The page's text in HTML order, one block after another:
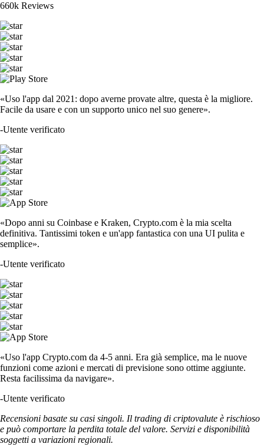
660k Reviews
«Uso l'app dal 2021: dopo averne provate altre, questa è la migliore.
Facile da usare e con un supporto unico nel suo genere».
-Utente verificato
«Dopo anni su Coinbase e Kraken, Crypto.com è la mia scelta
definitiva. Tantissimi token e un'app fantastica con una UI pulita e
semplice».
-Utente verificato
«Uso l'app Crypto.com da 4-5 anni. Era già semplice, ma le nuove
funzioni come azioni e mercati di previsione sono ottime aggiunte.
Resta facilissima da navigare».
-Utente verificato
Recensioni basate su casi singoli. Il trading di criptovalute è rischioso
e può comportare la perdita totale del valore. Servizi e disponibilità
soggetti a variazioni regionali.